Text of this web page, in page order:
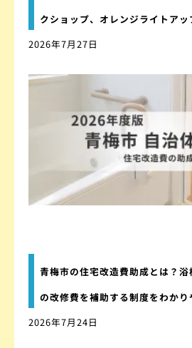
クショップ、オレンジライトアッ
2026年7月27日
青梅市の住宅改造費助成とは？
の改修費を補助する制度をわかり
2026年7月24日